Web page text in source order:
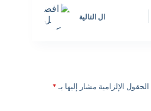
ال التالية
الحقول الإلزامية مشار إليها بـ *